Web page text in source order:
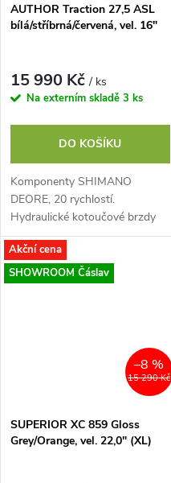
AUTHOR Traction 27,5 ASL
bílá/stříbrná/červená, vel. 16"
15 990 Kč/ ks
Na externím skladě 3 ks
DO KOŠÍKU
Komponenty SHIMANO
DEORE, 20 rychlostí.
Hydraulické kotoučové brzdy
TEKTRO. Skladací pláště
VITTORIA BARZO 27.5"x2.25".
Akční cena
SHOWROOM Čáslav
15 290 Kč
–8 %
SUPERIOR XC 859 Gloss
Grey/Orange, vel. 22,0" (XL)